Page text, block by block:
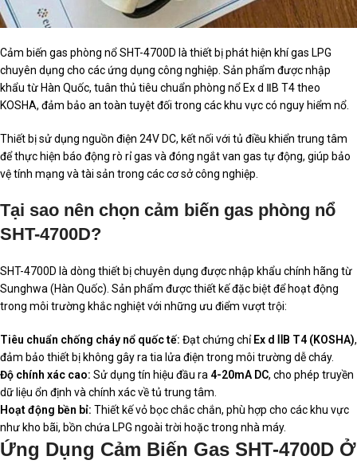
Cảm biến gas phòng nổ SHT-4700D là thiết bị phát hiện khí gas LPG
chuyên dụng cho các ứng dụng công nghiệp. Sản phẩm được nhập
khẩu từ Hàn Quốc, tuân thủ tiêu chuẩn phòng nổ Ex d ⅡB T4 theo
KOSHA, đảm bảo an toàn tuyệt đối trong các khu vực có nguy hiểm nổ.
Thiết bị sử dụng nguồn điện 24V DC, kết nối với tủ điều khiển trung tâm
để thực hiện báo động rò rỉ gas và đóng ngắt van gas tự động, giúp bảo
vệ tính mạng và tài sản trong các cơ sở công nghiệp.
Tại sao nên chọn cảm biến gas phòng nổ
SHT-4700D?
SHT-4700D là dòng thiết bị chuyên dụng được nhập khẩu chính hãng từ
Sunghwa (Hàn Quốc). Sản phẩm được thiết kế đặc biệt để hoạt động
trong môi trường khắc nghiệt với những ưu điểm vượt trội:
Tiêu chuẩn chống cháy nổ quốc tế: Đạt chứng chỉ Ex d ⅡB T4 (KOSHA),
đảm bảo thiết bị không gây ra tia lửa điện trong môi trường dễ cháy.
Độ chính xác cao: Sử dụng tín hiệu đầu ra 4-20mA DC, cho phép truyền
dữ liệu ổn định và chính xác về tủ trung tâm.
Hoạt động bền bỉ: Thiết kế vỏ bọc chắc chắn, phù hợp cho các khu vực
như kho bãi, bồn chứa LPG ngoài trời hoặc trong nhà máy.
Ứng Dụng Cảm Biến Gas SHT-4700D Ở